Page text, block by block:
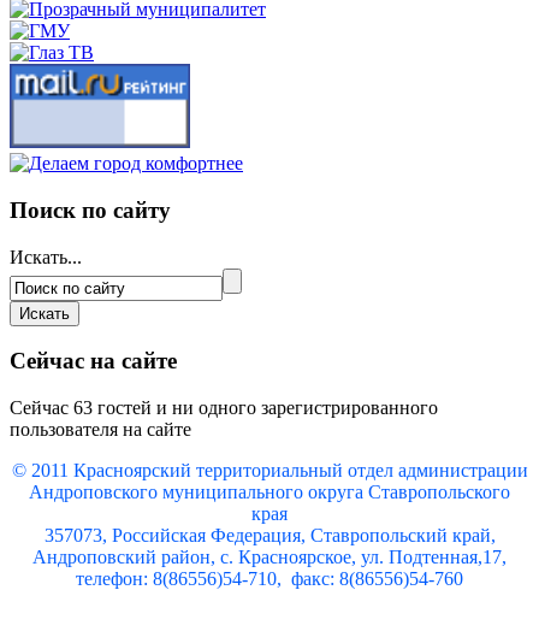
Поиск по сайту
Искать...
Сейчас на сайте
Сейчас 63 гостей и ни одного зарегистрированного
пользователя на сайте
© 2011 Красноярский территориальный отдел администрации
Андроповского муниципального округа Ставропольского
края
357073, Российская Федерация, Ставропольский край,
Андроповский район, с. Красноярское, ул. Подтенная,17,
телефон: 8(86556)54-710, факс: 8(86556)54-760